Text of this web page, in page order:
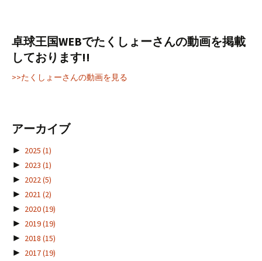
卓球王国WEBでたくしょーさんの動画を掲載
しております!!
>>たくしょーさんの動画を見る
アーカイブ
► 2025 (1)
► 2023 (1)
► 2022(5)
► 2021 (2)
► 2020(19)
► 2019(19)
► 2018 (15)
► 2017(19)